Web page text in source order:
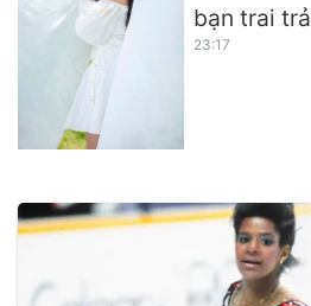
bạn trai trả
23:17